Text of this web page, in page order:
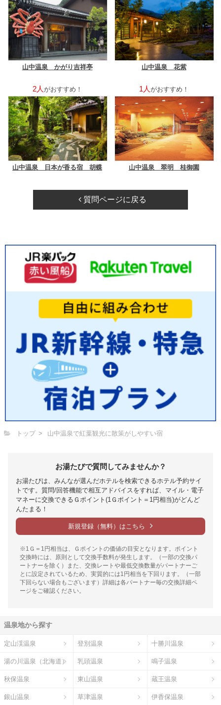
山中温泉 かがり吉祥亭 山中温泉 花紫
2人 がおすすめ！
山中温泉 日本が香る宿 胡蝶
1人 がおすすめ！
山中温泉 翠明 桂御園
質問ページに戻る
トップ 山中温泉で紅葉観光に散策がしやすい宿
お湯たびで質問してみませんか？
お湯たびは、みんなが選んだホテルを検索できるホテル予約サイ
トです。質問/回答機能で相互アドバイスをすれば、マイル・電子
マネーに交換できるＧポイント(1Ｇポイント＝1円相当)がどんど
んたまる！
新規登録（無料）はこちら
※1Ｇ＝1円相当は、Ｇポイントの価値の目安となります。ポイント
交換時には、原則として交換手数料が発生します。（一部の交換パ
ートナーを除く）また、交換レートや最低交換数量がパートナーご
とに設定されているため、実質的には1円相当を下回ります。（一部
下回らない場合もございます）詳細は各パートナー毎の交換詳細ペ
ージをご確認ください。
温泉地から探す
定山渓温泉 登別温泉 十勝川温泉
湯の川温泉（北海道） 乳頭温泉 鳴子温泉
秋保温泉 東山温泉 蔵王温泉
銀山温泉 草津温泉 伊香保温泉